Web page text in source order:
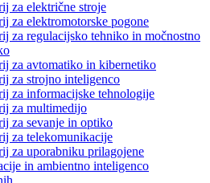
za električne stroje
za elektromotorske pogone
za regulacijsko tehniko in močnostno
za avtomatiko in kibernetiko
za strojno inteligenco
za informacijske tehnologije
za multimedijo
za sevanje in optiko
za telekomunikacije
za uporabniku prilagojene
in ambientno inteligenco